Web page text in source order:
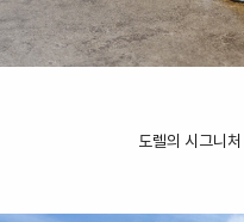
도렐의 시그니